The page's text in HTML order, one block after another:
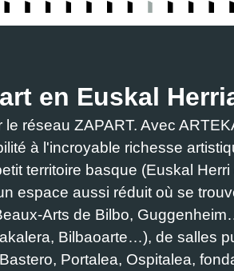
en Euskal
réseau ZAPART. Avec
à l'incroyable richesse
territoire basque (Euskal
espace aussi réduit où se
Arts de Bilbo,
Bilbaoarte…), de salles
Portalea, Ospitalea,